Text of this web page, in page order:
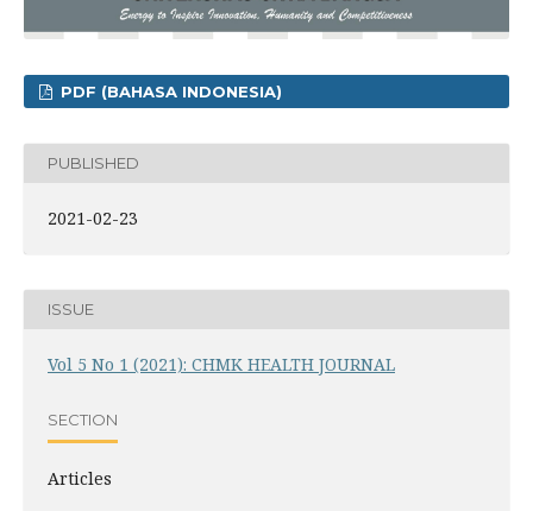
PDF (BAHASA INDONESIA)
PUBLISHED
2021-02-23
ISSUE
Vol 5 No 1 (2021): CHMK HEALTH JOURNAL
SECTION
Articles